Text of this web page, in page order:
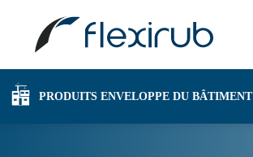
PRODUITS ENVELOPPE DU BÂTIMENT
Flexirub | Mentions légales